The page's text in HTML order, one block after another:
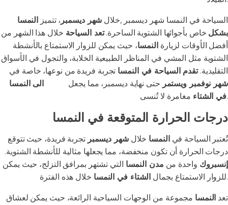
السياحة في النمسا شهر ديسمبر ,خلال شهر ديسمبر ، تتميز النمسا
بشكل خاص بأجوائها الشتوية الساحرة.تعد السياحة خلال هذا الشهر من
أفضل الأوقات لزيارة النمسا، حيث يمكن للزوار الاستمتاع بالأنشطة
الشتوية مثل المشي في المناظر الطبيعية الخلابة، والتجول في الأسواق
التقليدية.تقدم السياحة في النمسا تجربة فريدة من نوعها، خاصة في
شهر نوفمبر ويستمر حتى نهاية ديسمبر، مما يجعل
الى النمسا
في الشتاءمغامرة لا تُنسى.
درجات الحرارة المتوقعة في النمسا
تُعتبر السياحة في النمسا خلالشهر ديسمبر تجربة فريدة، حيث تتوقع
درجات الحرارة أن تكون منخفضة، مما يجعلها مثالية للأنشطة الشتوية.
إنسبروك واحدة من مدن النمسا التي تشتهر بمرافق التزلج، حيث يمكن
للزوار الاستمتاع بجمال الشتاء في النمسا خلال هذه الفترة.
تعد النمسا مجموعة من الوجهات السياحية الرائعة، حيث يمكن لعشاق